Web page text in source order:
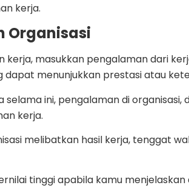
kerja.
Organisasi
masukkan pengalaman dari
dapat menunjukkan prestasi atau
ini, pengalaman di
kerja.
melibatkan hasil kerja, tenggat
tinggi apabila kamu